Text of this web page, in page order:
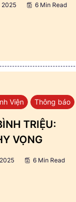
2025 6 Min Read
Viện Thông báo
TRIỆU:
VỌNG
6 Min Read